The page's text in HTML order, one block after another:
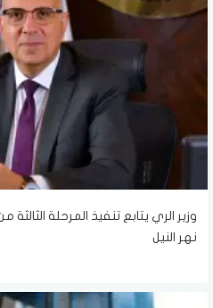
وزير الري يتابع تنفيذ المرحلة
نهر النيل